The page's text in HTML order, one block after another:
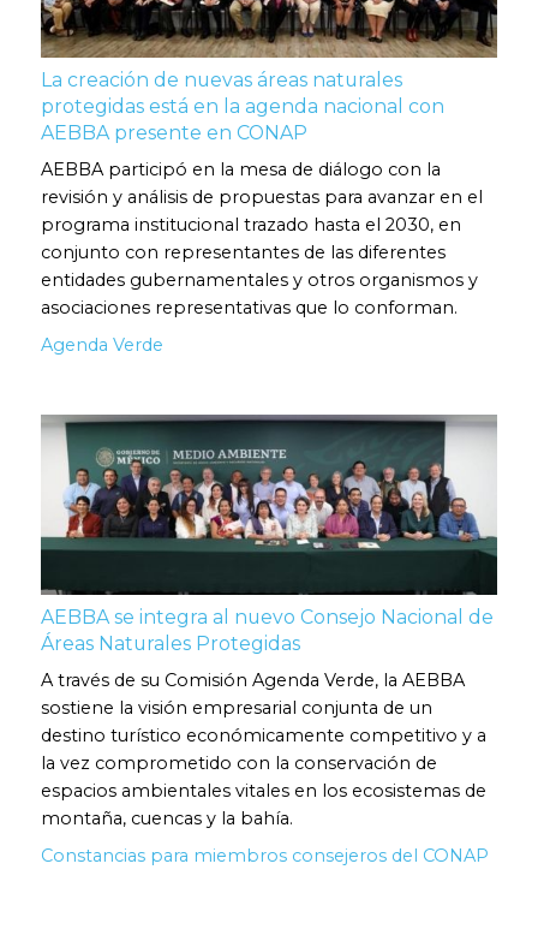
La creación de nuevas áreas naturales
protegidas está en la agenda nacional con
AEBBA presente en CONAP
AEBBA participó en la mesa de diálogo con la
revisión y análisis de propuestas para avanzar en el
programa institucional trazado hasta el 2030, en
conjunto con representantes de las diferentes
entidades gubernamentales y otros organismos y
asociaciones representativas que lo conforman.
Agenda Verde
AEBBA se integra al nuevo Consejo Nacional de
Áreas Naturales Protegidas
A través de su Comisión Agenda Verde, la AEBBA
sostiene la visión empresarial conjunta de un
destino turístico económicamente competitivo y a
la vez comprometido con la conservación de
espacios ambientales vitales en los ecosistemas de
montaña, cuencas y la bahía.
Constancias para miembros consejeros del CONAP